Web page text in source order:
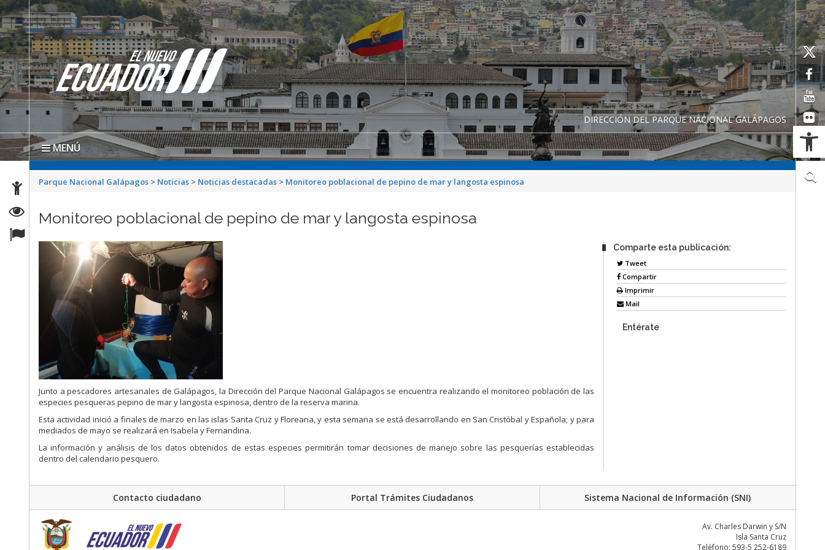
DIRECCIÓN DEL PARQUE NACIONAL GALÁPAGOS
MENÚ
Parque Nacional Galápagos > Noticias > Noticias destacadas > Monitoreo poblacional de pepino de mar y langosta espinosa
Monitoreo poblacional de pepino de mar y langosta espinosa
Junto a pescadores artesanales de Galápagos, la Dirección del Parque Nacional Galápagos se encuentra realizando el monitoreo población de las
especies pesqueras pepino de mar y langosta espinosa, dentro de la reserva marina.
Esta actividad inició a finales de marzo en las islas Santa Cruz y Floreana, y esta semana se está desarrollando en San Cristóbal y Española; y para
mediados de mayo se realizará en Isabela y Fernandina.
La información y análisis de los datos obtenidos de estas especies permitirán tomar decisiones de manejo sobre las pesquerías establecidas
dentro del calendario pesquero.
Comparte esta publicación:
Tweet
Compartir
Imprimir
Mail
Entérate
Contacto ciudadano Portal Trámites Ciudadanos Sistema Nacional de Información (SNI)
Av. Charles Darwin y S/N
Isla Santa Cruz
Teléfono: 593-5 252-6189